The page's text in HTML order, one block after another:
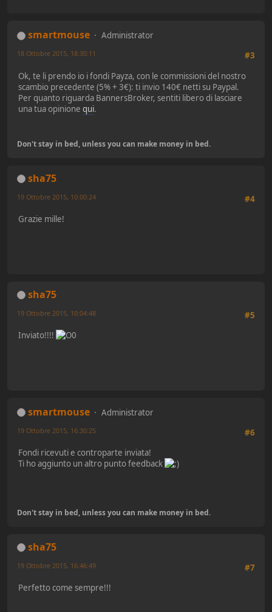
smartmouse
Administrator
#3
18 Ottobre 2015, 18:30:11
Ok, te li prendo io i fondi Payza, con le commissioni del nostro
scambio precedente (5% + 3€): ti invio 140€ netti su Paypal.
Per quanto riguarda BannersBroker, sentiti libero di lasciare
una tua opinione qui.
Don't stay in bed, unless you can make money in bed.
sha75
#4
19 Ottobre 2015, 10:00:24
Grazie mille!
sha75
#5
19 Ottobre 2015, 10:04:48
Inviato!!!!
smartmouse
Administrator
#6
19 Ottobre 2015, 16:30:25
Fondi ricevuti e controparte inviata!
Ti ho aggiunto un altro punto feedback
Don't stay in bed, unless you can make money in bed.
sha75
#7
19 Ottobre 2015, 16:46:49
Perfetto come sempre!!!